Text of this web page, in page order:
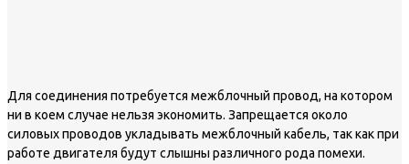
Для соединения потребуется межблочный провод, на котором
ни в коем случае нельзя экономить. Запрещается около
силовых проводов укладывать межблочный кабель, так как при
работе двигателя будут слышны различного рода помехи.